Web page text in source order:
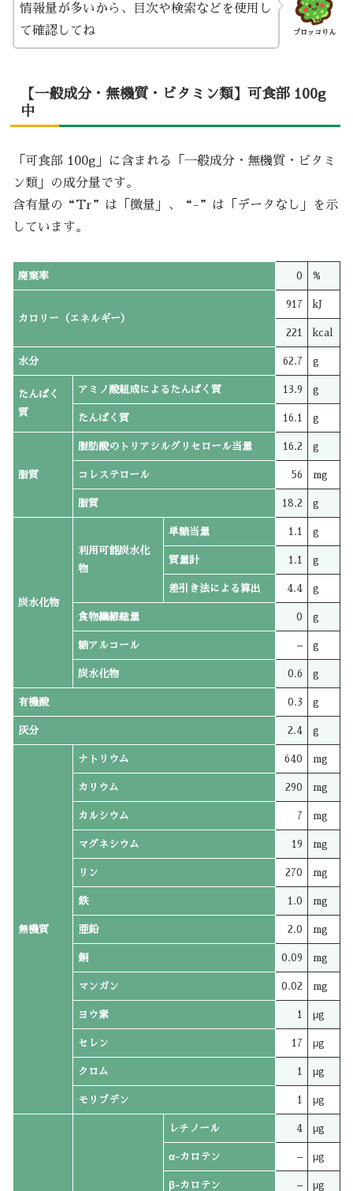
ブロッコりん
情報量が多いから、目次や検索などを使用し
て確認してね
【一般成分・無機質・ビタミン類】可食部 100g
中
「可食部 100g」に含まれる「一般成分・無機質・ビタミ
ン類」の成分量です。
含有量の“Tr”は「微量」、“-”は「データなし」を示
しています。
廃棄率 0 %
カロリー（エネルギー）
917 kJ
221 kcal
水分 62.7 g
たんぱく
質
アミノ酸組成によるたんぱく質 13.9 g
たんぱく質 16.1 g
脂質
脂肪酸のトリアシルグリセロール当量 16.2 g
コレステロール 56 mg
脂質 18.2 g
炭水化物
利用可能炭水化
物
単糖当量 1.1 g
質量計 1.1 g
差引き法による算出 4.4 g
食物繊維総量 0 g
糖アルコール – g
炭水化物 0.6 g
有機酸 0.3 g
灰分 2.4 g
無機質
ナトリウム 640 mg
カリウム 290 mg
カルシウム 7 mg
マグネシウム 19 mg
リン 270 mg
鉄 1.0 mg
亜鉛 2.0 mg
銅 0.09 mg
マンガン 0.02 mg
ヨウ素 1 μg
セレン 17 μg
クロム 1 μg
モリブデン 1 μg
レチノール 4 μg
α-カロテン – μg
β-カロテン – μg